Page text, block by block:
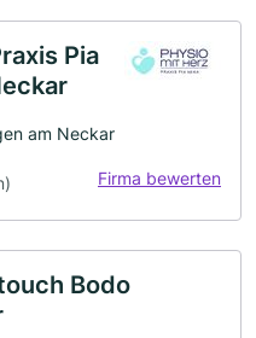
Pia
am Neckar
Firma bewerten
Bodo